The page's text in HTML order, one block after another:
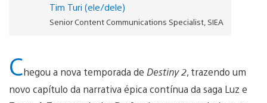
Tim Turi (ele/dele)
Senior Content Communications Specialist, SIEA
Chegou a nova temporada de Destiny 2, trazendo um
novo capítulo da narrativa épica contínua da saga Luz e